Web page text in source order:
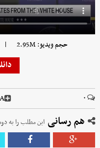
حجم ویدیو: 2.95M |
۰ A
هم رسانی این مطلب را به